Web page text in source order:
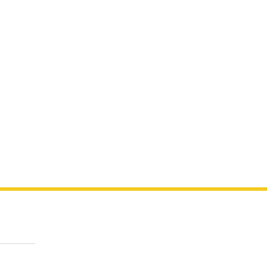
Mah. Dr. Şakir Paşa Sok. No3/A Kadıköy İstanbul